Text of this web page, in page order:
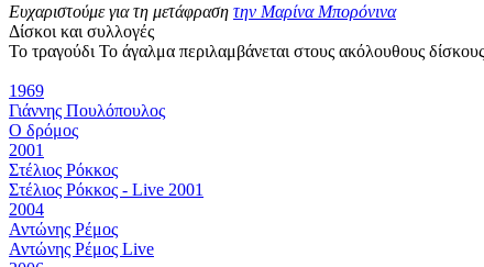
Ευχαριστούμε για τη μετάφραση την Μαρίνα Μπορόνινα
Δίσκοι και συλλογές
Το τραγούδι Το άγαλμα περιλαμβάνεται στους ακόλουθους
1969
Γιάννης Πουλόπουλος
Ο δρόμος
2001
Στέλιος Ρόκκος
Στέλιος Ρόκκος - Live 2001
2004
Αντώνης Ρέμος
Αντώνης Ρέμος Live